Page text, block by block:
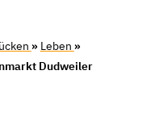
» Leben »
Dudweiler